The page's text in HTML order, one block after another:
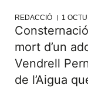
REDACCIÓ 1
mort d’un
Vendrell
de l’Aigua